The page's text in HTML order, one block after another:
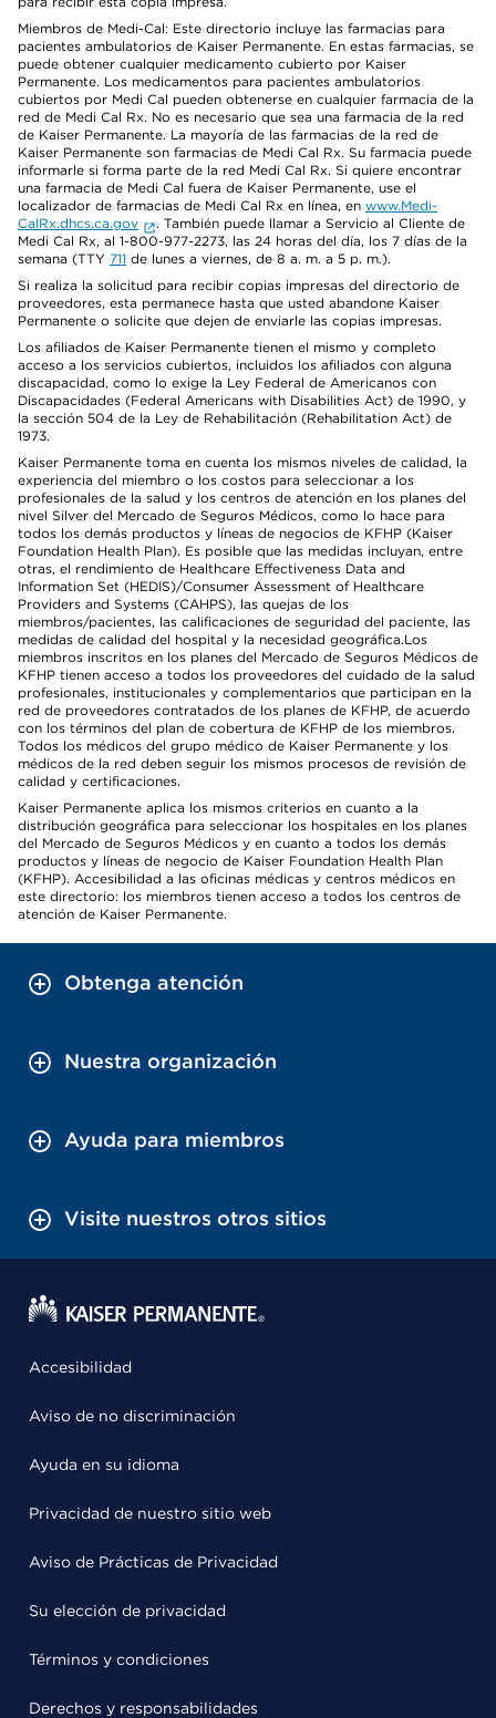
Miembros de Medi-Cal: Este directorio incluye las farmacias para
pacientes ambulatorios de Kaiser Permanente. En estas farmacias, se
puede obtener cualquier medicamento cubierto por Kaiser
Permanente. Los medicamentos para pacientes ambulatorios
cubiertos por Medi Cal pueden obtenerse en cualquier farmacia de la
red de Medi Cal Rx. No es necesario que sea una farmacia de la red
de Kaiser Permanente. La mayoría de las farmacias de la red de
Kaiser Permanente son farmacias de Medi Cal Rx. Su farmacia puede
informarle si forma parte de la red Medi Cal Rx. Si quiere encontrar
una farmacia de Medi Cal fuera de Kaiser Permanente, use el
localizador de farmacias de Medi Cal Rx en línea, en www.Medi-
CalRx.dhcs.ca.gov
. También puede llamar a Servicio al Cliente de
Medi Cal Rx, al 1-800-977-2273, las 24 horas del día, los 7 días de la
semana (TTY 711 de lunes a viernes, de 8 a. m. a 5 p. m.).
Si realiza la solicitud para recibir copias impresas del directorio de
proveedores, esta permanece hasta que usted abandone Kaiser
Permanente o solicite que dejen de enviarle las copias impresas.
Los afiliados de Kaiser Permanente tienen el mismo y completo
acceso a los servicios cubiertos, incluidos los afiliados con alguna
discapacidad, como lo exige la Ley Federal de Americanos con
Discapacidades (Federal Americans with Disabilities Act) de 1990, y
la sección 504 de la Ley de Rehabilitación (Rehabilitation Act) de
1973.
Kaiser Permanente toma en cuenta los mismos niveles de calidad, la
experiencia del miembro o los costos para seleccionar a los
profesionales de la salud y los centros de atención en los planes del
nivel Silver del Mercado de Seguros Médicos, como lo hace para
todos los demás productos y líneas de negocios de KFHP (Kaiser
Foundation Health Plan). Es posible que las medidas incluyan, entre
otras, el rendimiento de Healthcare Effectiveness Data and
Information Set (HEDIS)/Consumer Assessment of Healthcare
Providers and Systems (CAHPS), las quejas de los
miembros/pacientes, las calificaciones de seguridad del paciente, las
medidas de calidad del hospital y la necesidad geográfica.Los
miembros inscritos en los planes del Mercado de Seguros Médicos de
KFHP tienen acceso a todos los proveedores del cuidado de la salud
profesionales, institucionales y complementarios que participan en la
red de proveedores contratados de los planes de KFHP, de acuerdo
con los términos del plan de cobertura de KFHP de los miembros.
Todos los médicos del grupo médico de Kaiser Permanente y los
médicos de la red deben seguir los mismos procesos de revisión de
calidad y certificaciones.
Kaiser Permanente aplica los mismos criterios en cuanto a la
distribución geográfica para seleccionar los hospitales en los planes
del Mercado de Seguros Médicos y en cuanto a todos los demás
productos y líneas de negocio de Kaiser Foundation Health Plan
(KFHP). Accesibilidad a las oficinas médicas y centros médicos en
este directorio: los miembros tienen acceso a todos los centros de
atención de Kaiser Permanente.
Obtenga atención
Nuestra organización
Ayuda para miembros
Visite nuestros otros sitios
Accesibilidad
Aviso de no discriminación
Ayuda en su idioma
Privacidad de nuestro sitio web
Aviso de Prácticas de Privacidad
Su elección de privacidad
Términos y condiciones
Derechos y responsabilidades